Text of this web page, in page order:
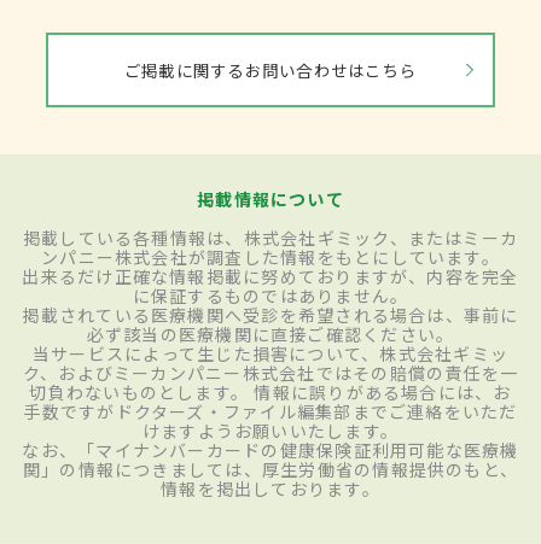
ご掲載に関するお問い合わせはこちら
掲載情報について
掲載している各種情報は、株式会社ギミック、またはミーカ
ンパニー株式会社が調査した情報をもとにしています。
出来るだけ正確な情報掲載に努めておりますが、内容を完全
に保証するものではありません。
掲載されている医療機関へ受診を希望される場合は、事前に
必ず該当の医療機関に直接ご確認ください。
当サービスによって生じた損害について、株式会社ギミッ
ク、およびミーカンパニー株式会社ではその賠償の責任を一
切負わないものとします。 情報に誤りがある場合には、お
手数ですがドクターズ・ファイル編集部までご連絡をいただ
けますようお願いいたします。
なお、「マイナンバーカードの健康保険証利用可能な医療機
関」の情報につきましては、厚生労働省の情報提供のもと、
情報を掲出しております。